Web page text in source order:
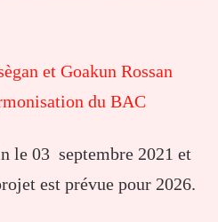
et Goakun Rossan
du BAC
le 03 septembre 2021 et
est prévue pour 2026.